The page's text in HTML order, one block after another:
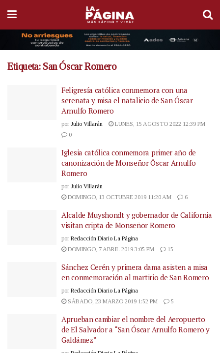
Etiqueta: San Óscar Romero
Feligresía católica conmemora con una
serenata y misa el natalicio de San Óscar
Arnulfo Romero
por Julio Villarán
LUNES, 15 AGOSTO 2022 12:39 PM
0
Iglesia católica conmemora primer año de
canonización de Monseñor Óscar Arnulfo
Romero
por Julio Villarán
DOMINGO, 13 OCTUBRE 2019 11:20 AM
6
Alcalde Muyshondt y gobernador de California
visitan cripta de Monseñor Romero
por Redacción Diario La Página
DOMINGO, 7 ABRIL 2019 3:05 PM
15
Sánchez Cerén y primera dama asisten a misa
en conmemoración al martirio de San Romero
por Redacción Diario La Página
SÁBADO, 23 MARZO 2019 1:52 PM
5
Aprueban cambiar el nombre del Aeropuerto
de El Salvador a “San Óscar Arnulfo Romero y
Galdámez”